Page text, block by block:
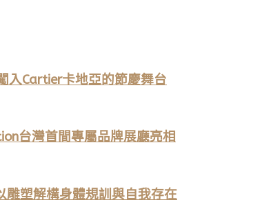
入Cartier卡地亞的節慶舞台
台灣首間專屬品牌展廳亮相
雕塑解構身體規訓與自我存在